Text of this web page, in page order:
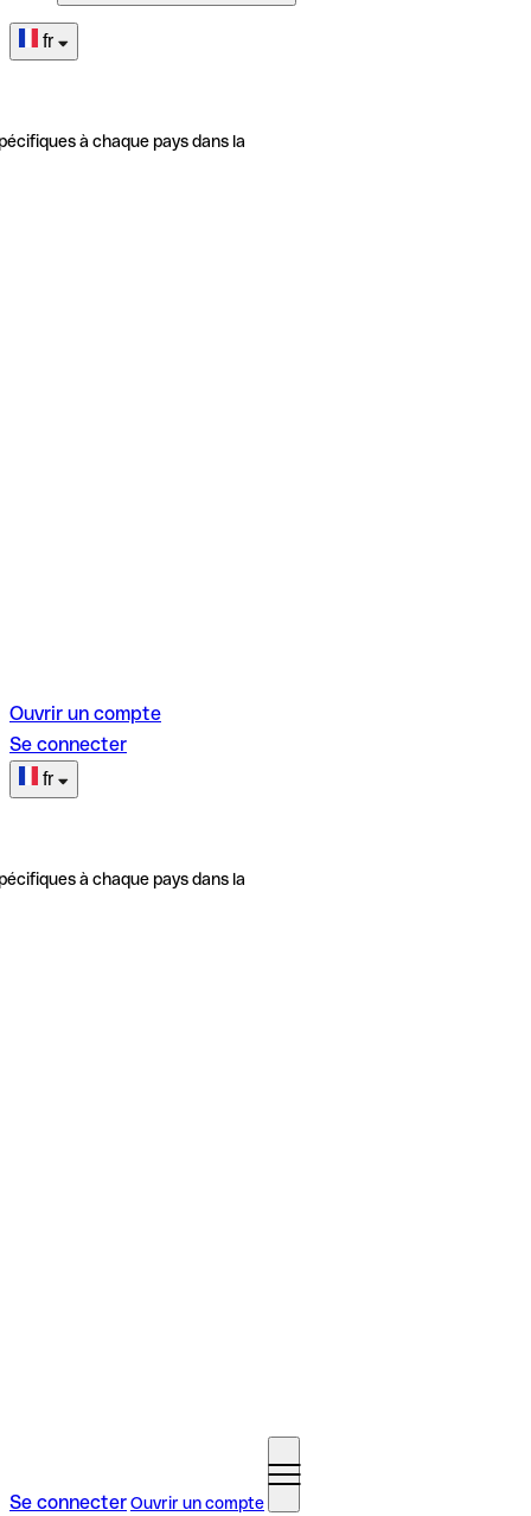
fr
à chaque pays dans la
Ouvrir un compte
Se connecter
fr
à chaque pays dans la
Se connecterOuvrir un compte